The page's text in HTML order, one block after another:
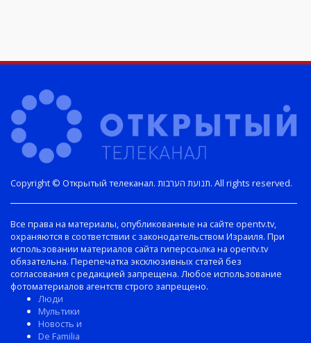
Copyright © Открытый телеканал. תנועת הערבות. All rights reserved.
Все права на материалы, опубликованные на сайте opentv.tv,
охраняются в соответствии с законодательством Израиля. При
использовании материалов сайта гиперссылка на opentv.tv
обязательна. Перепечатка эксклюзивных статей без
согласования с редакцией запрещена. Любое использование
фотоматериалов агентств строго запрещено.
Люди
Мультики
Новость и
De Familia